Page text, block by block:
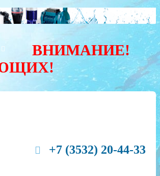
ВНИМАНИЕ!
+7 (3532) 20-44-33